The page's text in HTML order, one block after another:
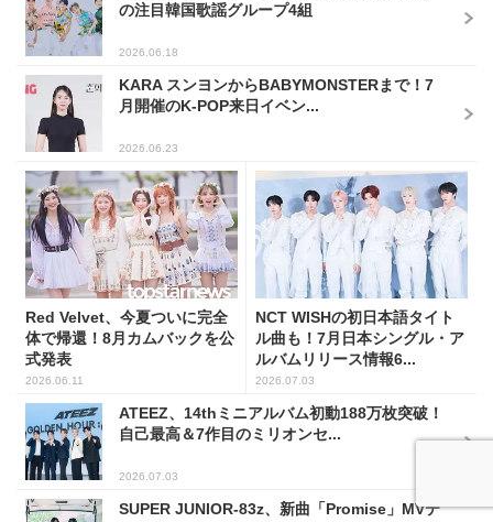
の注目韓国歌謡グループ4組
2026.06.18
KARA スンヨンからBABYMONSTERまで！7
月開催のK-POP来日イベン...
2026.06.23
Red Velvet、今夏ついに完全
体で帰還！8月カムバックを公
式発表
2026.06.11
NCT WISHの初日本語タイト
ル曲も！7月日本シングル・ア
ルバムリリース情報6...
2026.07.03
ATEEZ、14thミニアルバム初動188万枚突破！
自己最高＆7作目のミリオンセ...
2026.07.03
SUPER JUNIOR-83z、新曲「Promise」MVテ